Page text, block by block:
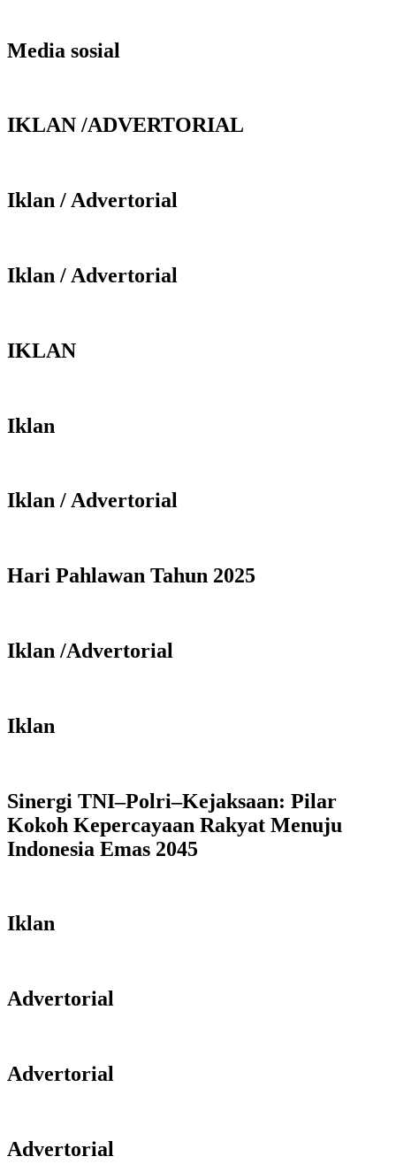
Media sosial
IKLAN /ADVERTORIAL
Iklan / Advertorial
Iklan / Advertorial
IKLAN
Iklan
Iklan / Advertorial
Hari Pahlawan Tahun 2025
Iklan /Advertorial
Iklan
Sinergi TNI–Polri–Kejaksaan: Pilar
Kokoh Kepercayaan Rakyat Menuju
Indonesia Emas 2045
Iklan
Advertorial
Advertorial
Advertorial